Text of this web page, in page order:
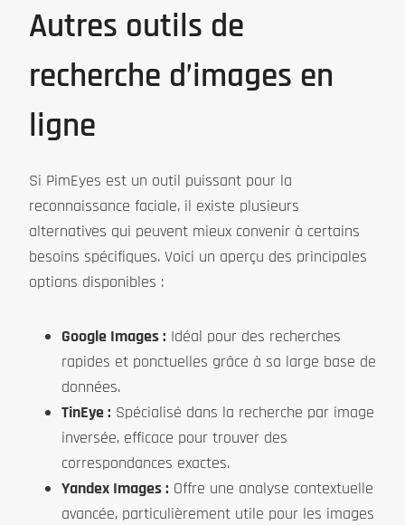
Autres outils de
recherche d’images en
ligne
Si PimEyes est un outil puissant pour la
reconnaissance faciale, il existe plusieurs
alternatives qui peuvent mieux convenir à certains
besoins spécifiques. Voici un aperçu des principales
options disponibles :
Google Images : Idéal pour des recherches
rapides et ponctuelles grâce à sa large base de
données.
TinEye : Spécialisé dans la recherche par image
inversée, efficace pour trouver des
correspondances exactes.
Yandex Images : Offre une analyse contextuelle
avancée, particulièrement utile pour les images